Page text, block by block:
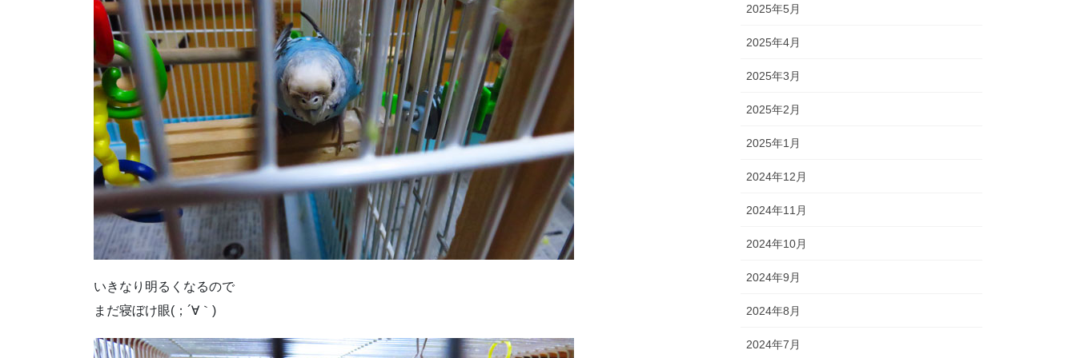
いきなり明るくなるので
まだ寝ぼけ眼(；´∀｀)
2025年5月
2025年4月
2025年3月
2025年2月
2025年1月
2024年12月
2024年11月
2024年10月
2024年9月
2024年8月
2024年7月